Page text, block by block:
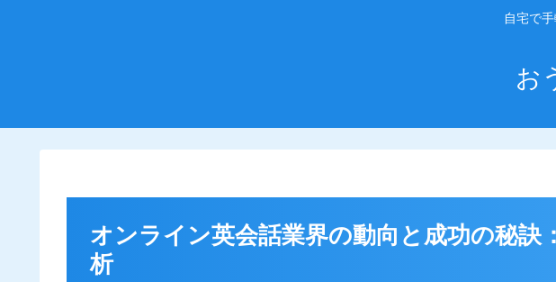
自宅で
お
オンライン英会話業界の動向と成功の秘訣
析